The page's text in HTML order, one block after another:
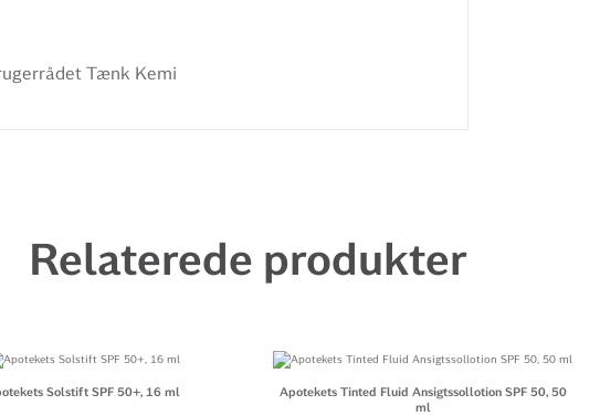
Tænk Kemi
Relaterede produkter
Solstift SPF 50+, 16 ml
Apotekets Tinted Fluid Ansigtssollotion SPF 50, 50
ml